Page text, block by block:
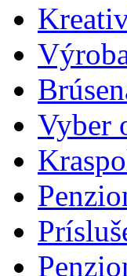
Vyber